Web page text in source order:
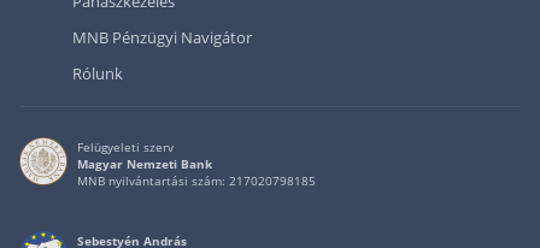
MNB Pénzügyi Navigátor
Rólunk
Felügyeleti szerv
Magyar Nemzeti Bank
MNB nyilvántartási szám: 217020798185
Sebestyén András